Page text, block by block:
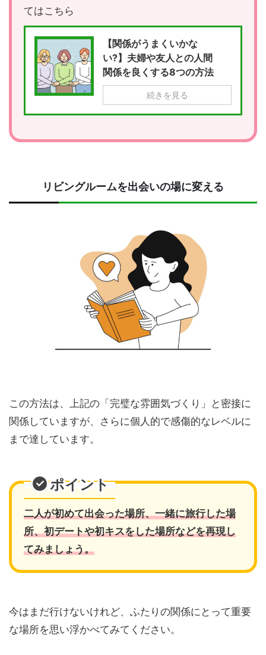
てはこちら
【関係がうまくいかな
い?】夫婦や友人との人間
関係を良くする8つの方法
続きを見る
リビングルームを出会いの場に変える
この方法は、上記の「完璧な雰囲気づくり」と密接に
関係していますが、さらに個人的で感傷的なレベルに
まで達しています。
ポイント
二人が初めて出会った場所、一緒に旅行した場
所、初デートや初キスをした場所などを再現し
てみましょう。
今はまだ行けないけれど、ふたりの関係にとって重要
な場所を思い浮かべてみてください。